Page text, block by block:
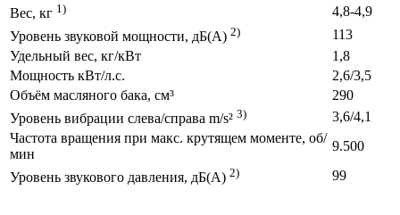
Вес, кг 1)
4,8-4,9
Уровень звуковой мощности, дБ(A) 2)
113
Удельный вес, кг/кВт
1,8
Мощность кВт/л.с.
2,6/3,5
Объём масляного бака, см³
290
Уровень вибрации слева/справа m/s² 3)
3,6/4,1
Частота вращения при макс. крутящем моменте, об/
мин
9.500
Уровень звукового давления, дБ(A) 2) 99